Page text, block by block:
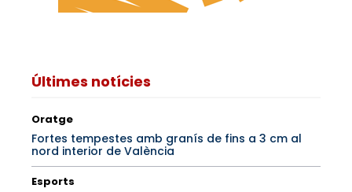
Últimes notícies
Oratge
Fortes tempestes amb granís de fins a 3 cm al
nord interior de València
Esports